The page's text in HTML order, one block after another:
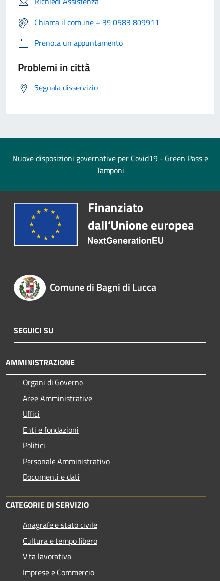
Chiama il comune + 39 0583 809911
Prenota un appuntamento
Problemi in città
Segnala disservizio
Nuove disposizioni governative per Covid19 - Green Pass e
Tamponi
Comune di Bagni di Lucca
SEGUICI SU
AMMINISTRAZIONE
Organi di Governo
Aree Amministrative
Uffici
Enti e fondazioni
Politici
Personale Amministrativo
Documenti e dati
CATEGORIE DI SERVIZIO
Anagrafe e stato civile
Cultura e tempo libero
Vita lavorativa
Imprese e Commercio